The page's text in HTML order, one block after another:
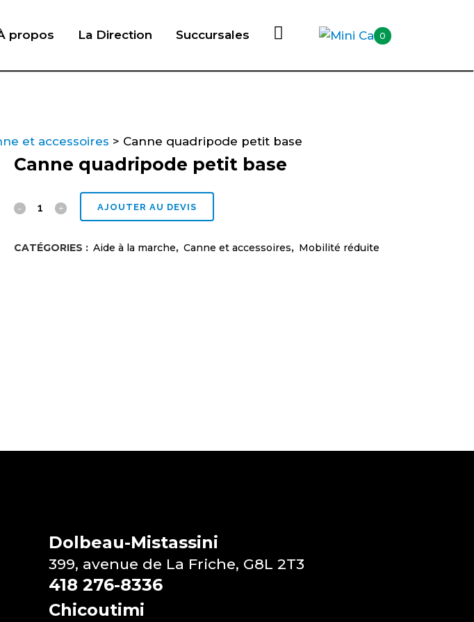
0
propos La Direction Succursales
et accessoires > Canne quadripode petit base
Canne quadripode petit base
Canne
AJOUTER AU DEVIS
CATÉGORIES : Aide à la marche, Canne et accessoires, Mobilité réduite
Dolbeau-Mistassini
399, avenue de La Friche, G8L 2T3
418 276-8336
Chicoutimi